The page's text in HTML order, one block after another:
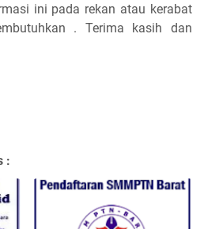
ini pada rekan atau kerabat
. Terima kasih dan
: